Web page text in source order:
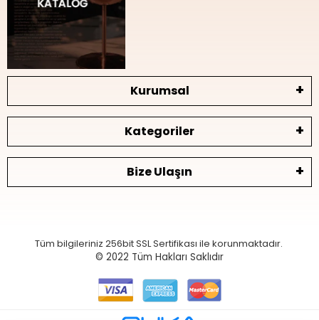
Kurumsal
Kategoriler
Bize Ulaşın
Tüm bilgileriniz 256bit SSL Sertifikası ile korunmaktadır.
© 2022 Tüm Hakları Saklıdır